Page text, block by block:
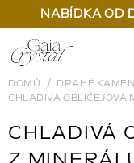
NABÍDKA OD
Přejít
na
obsah
DOMŮ DRAHÉ
CHLADIVÁ OBLIČEJOVÁ
CHLADIVÁ